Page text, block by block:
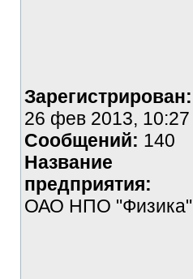
Зарегистрирован:
26 фев 2013, 10:27
Сообщений: 140
Название
предприятия:
ОАО НПО "Физика"